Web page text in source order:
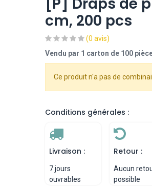
cm, 200 pcs
(0 avis)
Vendu par 1 carton de 100
Ce produit n'a pas de
Conditions générales :
Livraison :
7 jours
ouvrables
Retour :
Aucun
possible